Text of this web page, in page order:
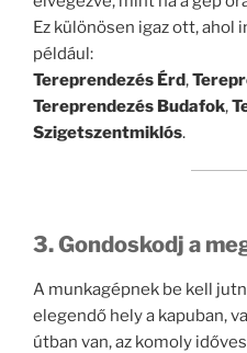
Ez különösen igaz ott, ahol
például:
Tereprendezés Érd,
Tereprendezés Budafok,
Szigetszentmiklós.
3. Gondoskodj a
A munkagépnek be kell
elegendő hely a kapuban,
útban van, az komoly